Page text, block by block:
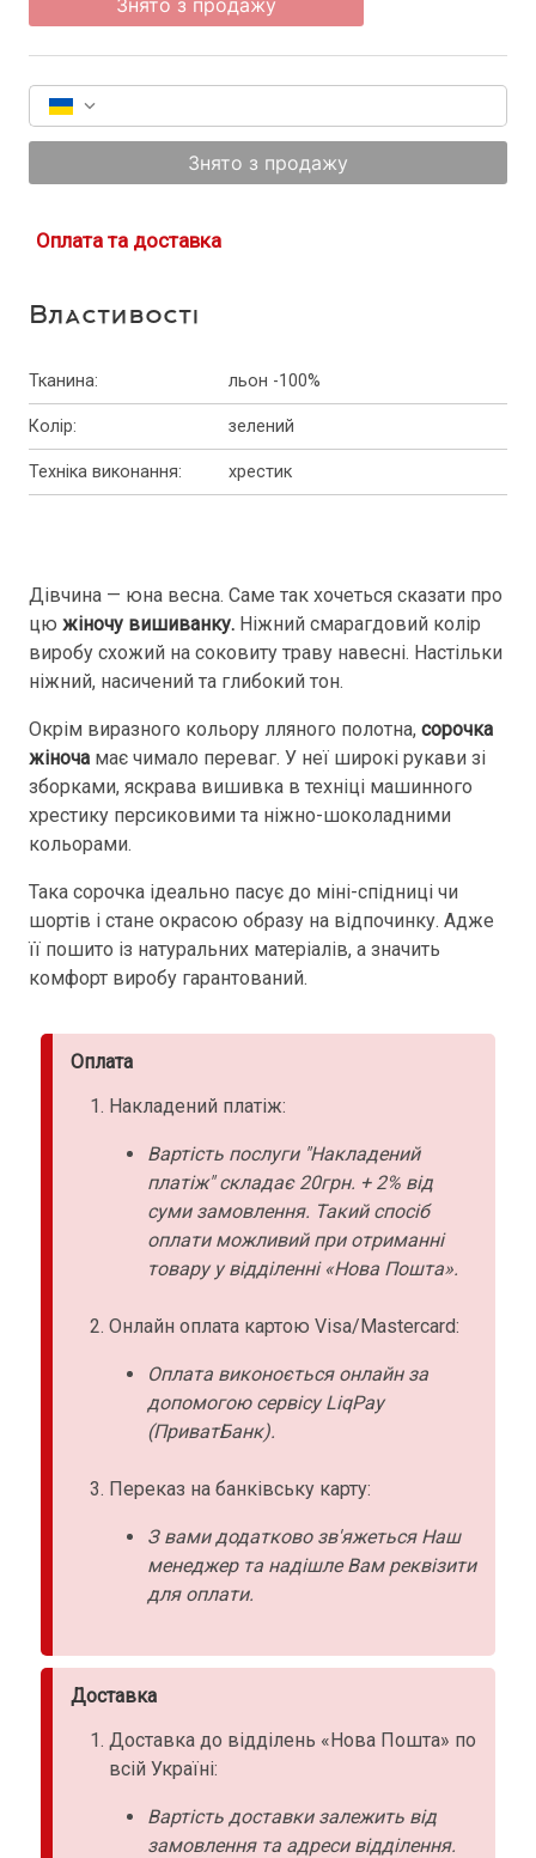
Знято з продажу
Знято з продажу
Оплата та доставка
Властивості
Тканина: льон -100%
Колір: зелений
Техніка виконання: хрестик
Дівчина — юна весна. Саме так хочеться сказати про
цю жіночу вишиванку. Ніжний смарагдовий колір
виробу схожий на соковиту траву навесні. Настільки
ніжний, насичений та глибокий тон.
Окрім виразного кольору лляного полотна, сорочка
жіноча має чимало переваг. У неї широкі рукави зі
зборками, яскрава вишивка в техніці машинного
хрестику персиковими та ніжно-шоколадними
кольорами.
Така сорочка ідеально пасує до міні-спідниці чи
шортів і стане окрасою образу на відпочинку. Адже
її пошито із натуральних матеріалів, а значить
комфорт виробу гарантований.
Оплата
Накладений платіж:
Вартість послуги "Накладений
платіж" складає 20грн. + 2% від
суми замовлення. Такий спосіб
оплати можливий при отриманні
товару у відділенні «Нова Пошта».
Онлайн оплата картою Visa/Mastercard:
Оплата виконоється онлайн за
допомогою сервісу LiqPay
(ПриватБанк).
Переказ на банківську карту:
З вами додатково зв'яжеться Наш
менеджер та надішле Вам реквізити
для оплати.
Доставка
Доставка до відділень «Нова Пошта» по
всій Україні:
Вартість доставки залежить від
замовлення та адреси відділення.